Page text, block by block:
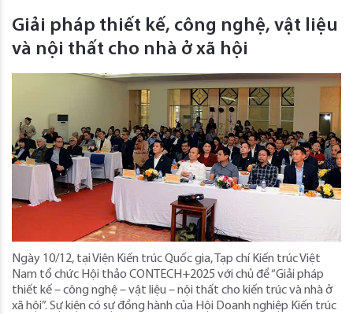
Giải pháp thiết kế, công nghệ, vật liệu
và nội thất cho nhà ở xã hội
Ngày 10/12, tại Viện Kiến trúc Quốc gia, Tạp chí Kiến trúc Việt
Nam tổ chức Hội thảo CONTECH+2025 với chủ đề “Giải pháp
thiết kế – công nghệ – vật liệu – nội thất cho kiến trúc và nhà ở
xã hội”. Sự kiện có sự đồng hành của Hội Doanh nghiệp Kiến trúc